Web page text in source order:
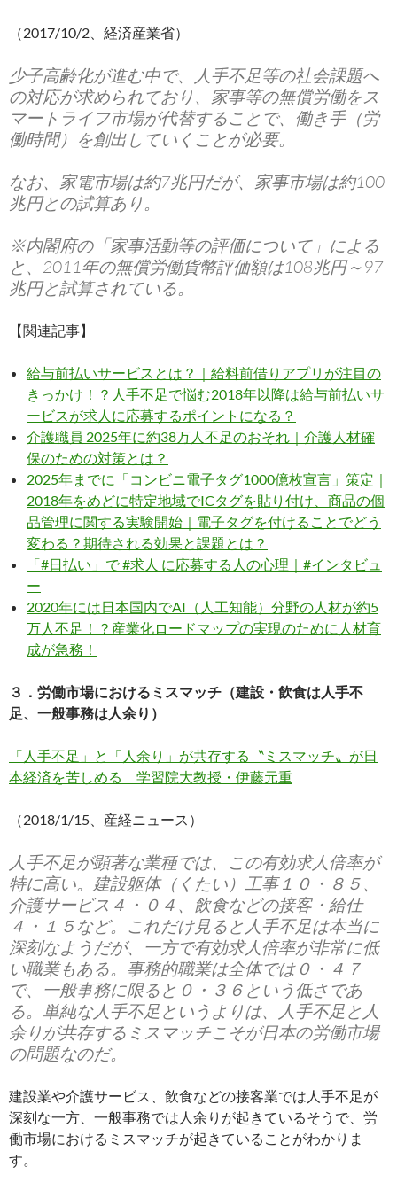
（2017/10/2、経済産業省）
少子高齢化が進む中で、人手不足等の社会課題へ
の対応が求められており、家事等の無償労働をス
マートライフ市場が代替することで、働き手（労
働時間）を創出していくことが必要。
なお、家電市場は約7兆円だが、家事市場は約100
兆円との試算あり。
※内閣府の「家事活動等の評価について」による
と、2011年の無償労働貨幣評価額は108兆円～97
兆円と試算されている。
【関連記事】
給与前払いサービスとは？｜給料前借りアプリが注目の
きっかけ！？人手不足で悩む2018年以降は給与前払いサ
ービスが求人に応募するポイントになる？
介護職員 2025年に約38万人不足のおそれ｜介護人材確
保のための対策とは？
2025年までに「コンビニ電子タグ1000億枚宣言」策定｜
2018年をめどに特定地域でICタグを貼り付け、商品の個
品管理に関する実験開始｜電子タグを付けることでどう
変わる？期待される効果と課題とは？
「#日払い」で #求人 に応募する人の心理｜#インタビュ
ー
2020年には日本国内でAI（人工知能）分野の人材が約5
万人不足！？産業化ロードマップの実現のために人材育
成が急務！
３．労働市場におけるミスマッチ（建設・飲食は人手不
足、一般事務は人余り）
「人手不足」と「人余り」が共存する〝ミスマッチ〟が日
本経済を苦しめる 学習院大教授・伊藤元重
（2018/1/15、産経ニュース）
人手不足が顕著な業種では、この有効求人倍率が
特に高い。建設躯体（くたい）工事１０・８５、
介護サービス４・０４、飲食などの接客・給仕
４・１５など。これだけ見ると人手不足は本当に
深刻なようだが、一方で有効求人倍率が非常に低
い職業もある。事務的職業は全体では０・４７
で、一般事務に限ると０・３６という低さであ
る。単純な人手不足というよりは、人手不足と人
余りが共存するミスマッチこそが日本の労働市場
の問題なのだ。
建設業や介護サービス、飲食などの接客業では人手不足が
深刻な一方、一般事務では人余りが起きているそうで、労
働市場におけるミスマッチが起きていることがわかりま
す。